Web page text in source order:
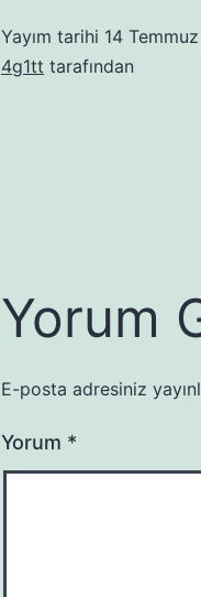
Yayım tarihi 14
4g1tt tarafından
Yorum
E-posta adresiniz
Yorum *